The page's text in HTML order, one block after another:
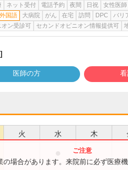
ネット受付 電話予約 夜間 日祝 女性医師
外国語 大病院 がん 在宅 訪問 DPC バリ
オン受診可
セカンドオピニオン情報提供可
医師の方
火 水 木
場合があります。来院前に必ず医療